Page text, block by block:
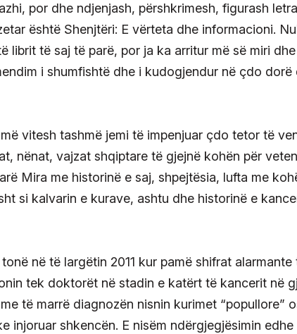
por dhe ndjenjash, përshkrimesh, figurash
është Shenjtëri: E vërteta dhe informacioni.
librit të saj të parë, por ja ka arritur më së miri
i shumfishtë dhe i kudogjendur në çdo dorë
vitesh tashmë jemi të impenjuar çdo tetor të
nënat, vajzat shqiptare të gjejnë kohën për
Mira me historinë e saj, shpejtësia, lufta me
si kalvarin e kurave, ashtu dhe historinë e
në të largëtin 2011 kur pamë shifrat alarmante
tek doktorët në stadin e katërt të kancerit në
të marrë diagnozën nisnin kurimet “popullore”
injoruar shkencën. E nisëm ndërgjegjësimin edhe